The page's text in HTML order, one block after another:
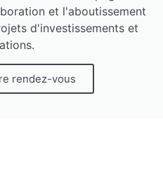
et l'aboutissement
d'investissements et
rendez-vous